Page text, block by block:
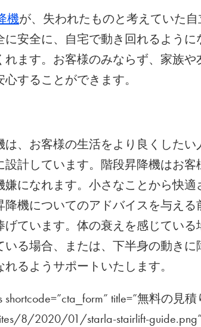
機が、失われたものと考えていた
に安全に、自宅で動き回れるよう
れます。お客様のみならず、家族
することができます。
は、お客様の生活をより良くした
設計しています。階段昇降機はお
嫌になれます。小さなことから快
降機についてのアドバイスを与え
げています。体の衰えを感じてい
いる場合、または、下半身の動き
るようサポートいたします。
shortcode=”cta_form” title=”無料の見
8/2020/01/starla-stairlift-guide.png”